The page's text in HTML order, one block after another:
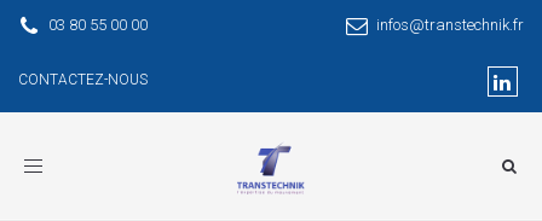
03 80 55 00 00 infos@transtechnik.fr
CONTACTEZ-NOUS
Toggle